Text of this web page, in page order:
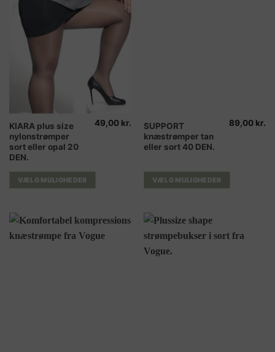
KIARA plus size
nylonstrømper
sort eller opal 20
DEN.
49,00 kr.
VÆLG MULIGHEDER
Dette
vare
har
flere
varianter.
Mulighederne
vælges
varesiden
SUPPORT
knæstrømper tan
eller sort 40 DEN.
89,00 kr.
VÆLG MULIGHEDER
Dette
vare
har
varianter.
Mulighederne
vælges
varesiden